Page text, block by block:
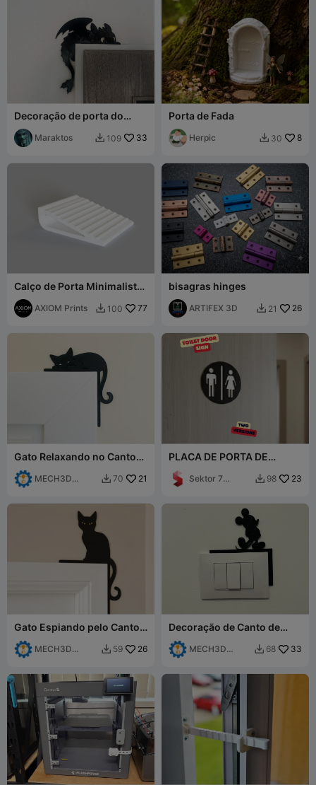
Decoração de porta do
Fúria da Noite Banguela
Maraktos  109 33
Porta de Fada
Herpic  30 8
Calço de Porta Minimalista
– Cunha de Porta Impressa
em 3D Moderna com
Nervura
AXIOM Prints  100 77
bisagras hinges
ARTIFEX 3D  21 26
Gato Relaxando no Canto
do Batente da Porta
MECH3D
 70 21
PLACA DE PORTA DE
Sektor 7
 98 23
Gato Espiando pelo Canto
da Porta
MECH3D
 59 26
Decoração de Canto de
Porta do Mickey Mouse da
DisneyMECH3D
 68 33